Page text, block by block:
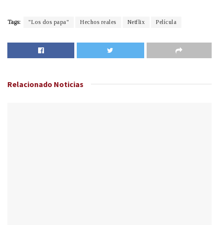
Tags: "Los dos papa" Hechos reales Netflix Película
Relacionado Noticias